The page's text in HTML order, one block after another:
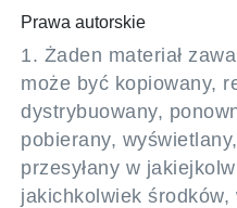
Prawa autorskie
1. Żaden materiał
może być kopiowany,
dystrybuowany,
pobierany,
przesyłany w
jakichkolwiek środków,